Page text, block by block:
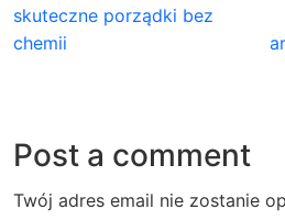
skuteczne porządki bez
chemii
Post a comment
Twój adres email nie zostanie